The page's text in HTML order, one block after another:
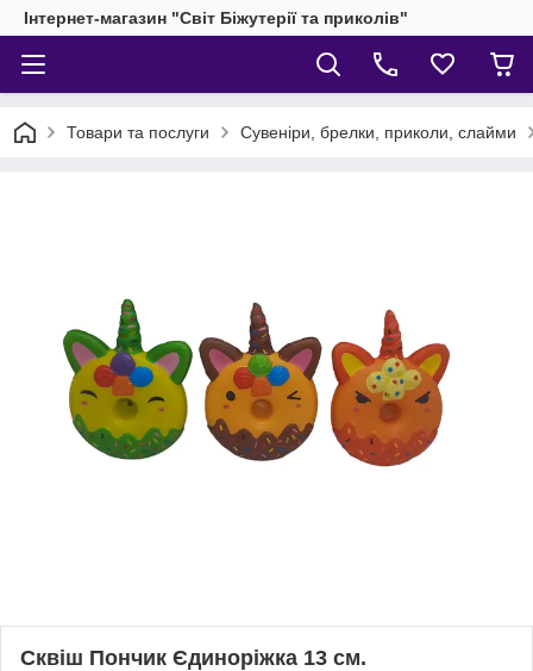
Інтернет-магазин "Світ Біжутерії та приколів"
Товари та послуги Сувеніри, брелки, приколи, слайми
Сквіш Пончик Єдиноріжка 13 см.